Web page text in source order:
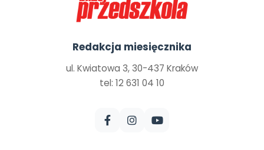
Redakcja miesięcznika
ul. Kwiatowa 3, 30-437 Kraków
tel: 12 631 04 10